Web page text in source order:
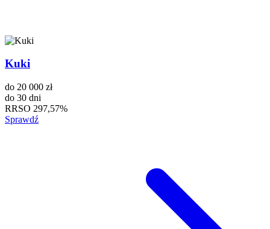
Kuki
do 20 000 zł
do 30 dni
RRSO 297,57%
Sprawdź